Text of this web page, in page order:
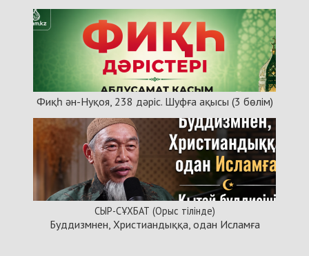
Фиқһ ән-Нуқоя, 238 дәріс. Шуфға ақысы (3 бөлім)
СЫР-СҰХБАТ (Орыс тілінде)
Буддизмнен, Христиандыққа, одан Исламға